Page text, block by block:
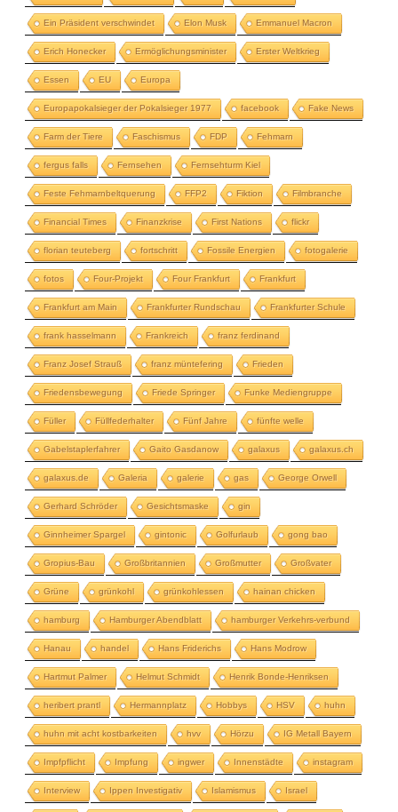
Ein Präsident verschwindet Elon Musk Emmanuel Macron
Erich Honecker Ermöglichungsminister Erster Weltkrieg
Essen EU Europa
Europapokalsieger der Pokalsieger 1977 facebook Fake News
Farm der Tiere Faschismus FDP Fehmarn
fergus falls Fernsehen Fernsehturm Kiel
Feste Fehmarnbeltquerung FFP2 Fiktion Filmbranche
Financial Times Finanzkrise First Nations flickr
florian teuteberg fortschritt Fossile Energien fotogalerie
fotos Four-Projekt Four Frankfurt Frankfurt
Frankfurt am Main Frankfurter Rundschau Frankfurter Schule
frank hasselmann Frankreich franz ferdinand
Franz Josef Strauß franz müntefering Frieden
Friedensbewegung Friede Springer Funke Mediengruppe
Füller Füllfederhalter Fünf Jahre fünfte welle
Gabelstaplerfahrer Gaito Gasdanow galaxus galaxus.ch
galaxus.de Galeria galerie gas George Orwell
Gerhard Schröder Gesichtsmaske gin
Ginnheimer Spargel gintonic Golfurlaub gong bao
Gropius-Bau Großbritannien Großmutter Großvater
Grüne grünkohl grünkohlessen hainan chicken
hamburg Hamburger Abendblatt hamburger Verkehrs-verbund
Hanau handel Hans Friderichs Hans Modrow
Hartmut Palmer Helmut Schmidt Henrik Bonde-Henriksen
heribert prantl Hermannplatz Hobbys HSV huhn
huhn mit acht kostbarkeiten hvv Hörzu IG Metall Bayern
Impfpflicht Impfung ingwer Innenstädte instagram
Interview Ippen Investigativ Islamismus Israel